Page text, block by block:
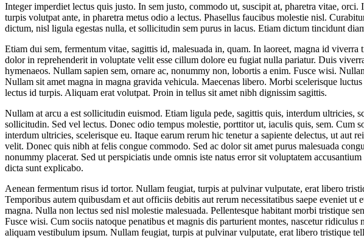
Integer imperdiet lectus quis justo. In sem justo, commodo ut, suscipit at, pharetra vitae,
turpis volutpat ante, in pharetra metus odio a lectus. Phasellus faucibus molestie nisl.
dictum, nisl ligula egestas nulla, et sollicitudin sem purus in lacus. Etiam dictum tincidunt
Etiam dui sem, fermentum vitae, sagittis id, malesuada in, quam. In laoreet, magna id
dolor in reprehenderit in voluptate velit esse cillum dolore eu fugiat nulla pariatur. Duis
hymenaeos. Nullam sapien sem, ornare ac, nonummy non, lobortis a enim. Fusce wisi.
Nullam sit amet magna in magna gravida vehicula. Maecenas libero. Morbi scelerisque
lectus id turpis. Aliquam erat volutpat. Proin in tellus sit amet nibh dignissim sagittis.
Nullam at arcu a est sollicitudin euismod. Etiam ligula pede, sagittis quis, interdum ultricies,
sollicitudin. Sed vel lectus. Donec odio tempus molestie, porttitor ut, iaculis quis, sem. Cum
interdum ultricies, scelerisque eu. Itaque earum rerum hic tenetur a sapiente delectus, ut
velit. Donec quis nibh at felis congue commodo. Sed ac dolor sit amet purus malesuada
nonummy placerat. Sed ut perspiciatis unde omnis iste natus error sit voluptatem
dicta sunt explicabo.
Aenean fermentum risus id tortor. Nullam feugiat, turpis at pulvinar vulputate, erat libero
Temporibus autem quibusdam et aut officiis debitis aut rerum necessitatibus saepe eveniet
magna. Nulla non lectus sed nisl molestie malesuada. Pellentesque habitant morbi tristique
Fusce wisi. Cum sociis natoque penatibus et magnis dis parturient montes, nascetur
aliquam vestibulum ipsum. Nullam feugiat, turpis at pulvinar vulputate, erat libero tristique